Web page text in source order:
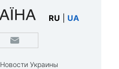
RU UA
Новости Украины